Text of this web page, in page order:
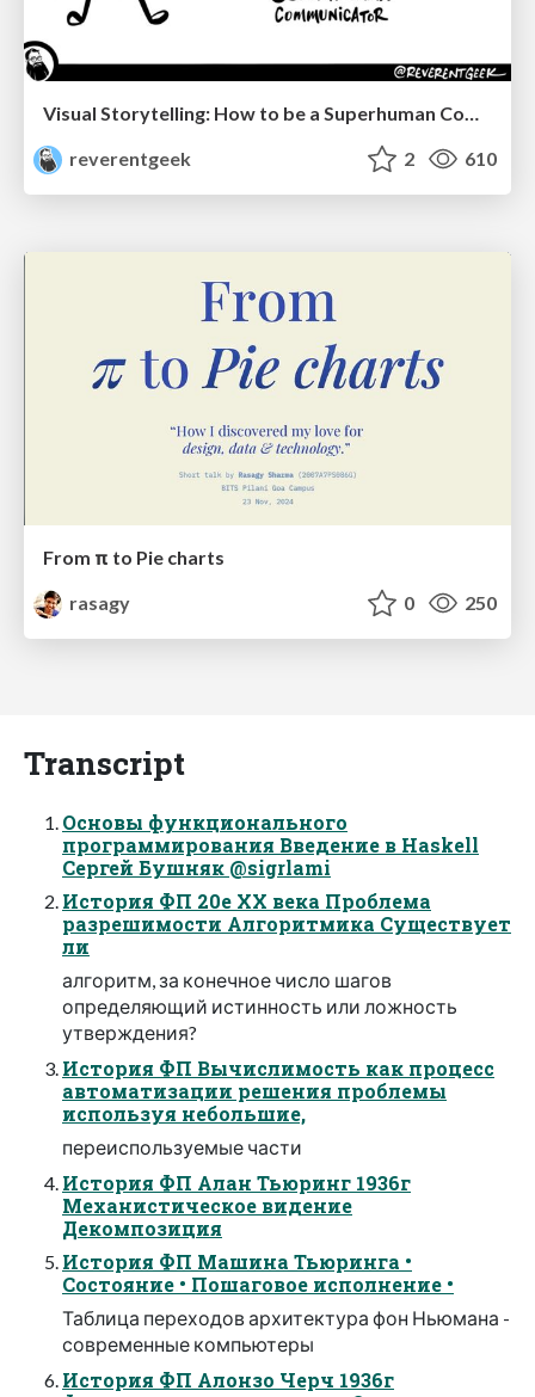
Visual Storytelling: How to be a Superhuman Communicator
reverentgeek
2 610
From π to Pie charts
rasagy
0 250
Transcript
Основы функционального
программирования Введение в Haskell
Сергей Бушняк @sigrlami
История ФП 20е XX века Проблема
разрешимости Алгоритмика Существует
ли
алгоритм, за конечное число шагов
определяющий истинность или ложность
утверждения?
История ФП Вычислимость как процесс
автоматизации решения проблемы
используя небольшие,
переиспользуемые части
История ФП Алан Тьюринг 1936г
Механистическое видение
Декомпозиция
История ФП Машина Тьюринга •
Состояние • Пошаговое исполнение •
Таблица переходов архитектура фон Ньюмана -
современные компьютеры
История ФП Алонзо Черч 1936г